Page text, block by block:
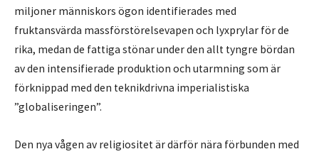
miljoner människors ögon identifierades med
fruktansvärda massförstörelsevapen och lyxprylar för de
rika, medan de fattiga stönar under den allt tyngre bördan
av den intensifierade produktion och utarmning som är
förknippad med den teknikdrivna imperialistiska
”globaliseringen”.
Den nya vågen av religiositet är därför nära förbunden med